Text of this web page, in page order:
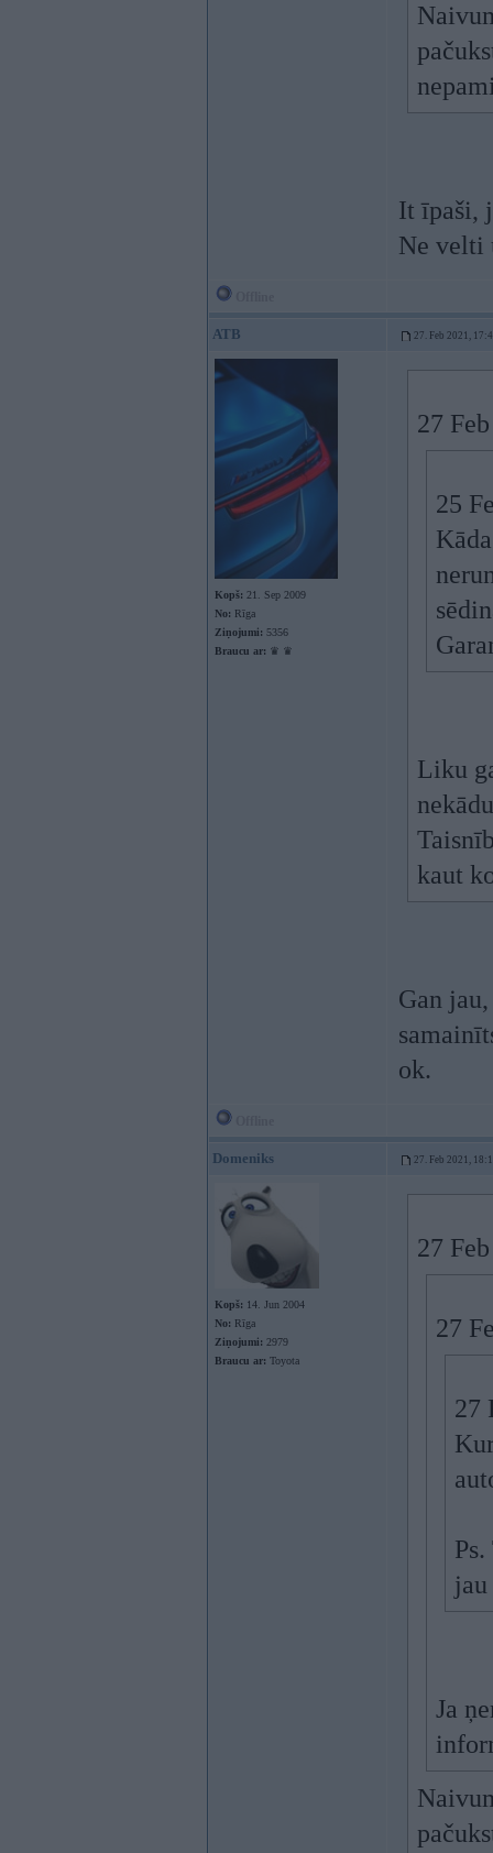
It īpaši,
Ne velti
ATB 27. Feb 2021,
Kopš: 21. Sep 2009
No: Rīga
Ziņojumi: 5356
Braucu ar: ♛ ♛
27
25
Liku
kaut
Gan
ok.
Domeniks 27. Feb 2021,
Kopš: 14. Jun 2004
No: Rīga
Ziņojumi: 2979
Braucu ar: Toyota
27
27
27
Ja